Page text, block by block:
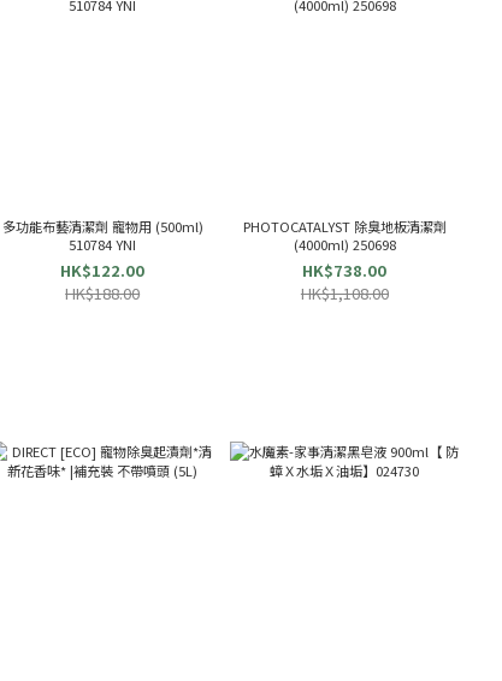
多功能布藝清潔劑 寵物用 (500ml)
510784 YNI
HK$122.00
HK$188.00
PHOTOCATALYST 除臭地板清潔劑
(4000ml) 250698
HK$738.00
HK$1,108.00